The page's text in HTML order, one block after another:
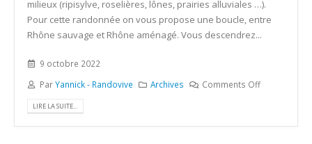
milieux (ripisylve, roselières, lônes, prairies alluviales …).
Pour cette randonnée on vous propose une boucle, entre
Rhône sauvage et Rhône aménagé. Vous descendrez...
9 octobre 2022
ParYannick - Randovive Archives Comments Off
LIRE LA SUITE...